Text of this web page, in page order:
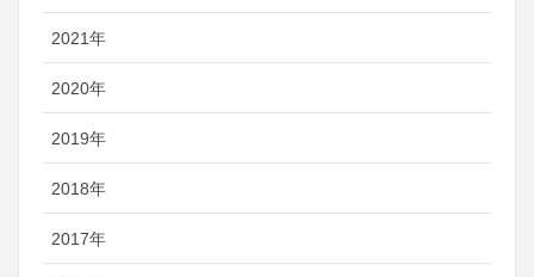
2021年
2020年
2019年
2018年
2017年